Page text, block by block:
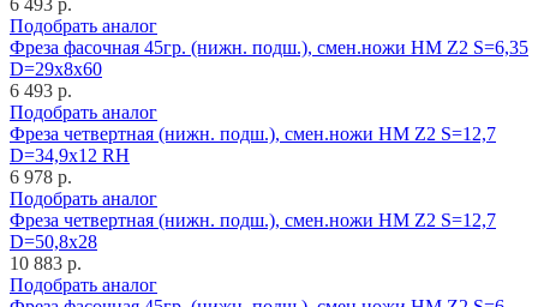
Подобрать аналог
Фреза фасочная 45гр. (нижн. подш.), смен.ножи HM Z2 S=6,35
D=29x8x60
6 493 р.
Подобрать аналог
Фреза четвертная (нижн. подш.), смен.ножи HM Z2 S=12,7
D=34,9x12 RH
6 978 р.
Подобрать аналог
Фреза четвертная (нижн. подш.), смен.ножи HM Z2 S=12,7
D=50,8x28
10 883 р.
Подобрать аналог